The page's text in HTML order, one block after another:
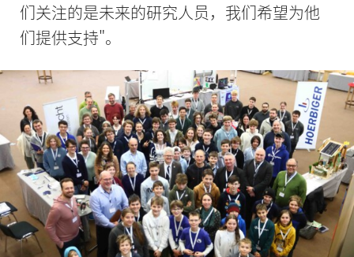
们关注的是未来的研究人员，我们希望为他
们提供支持"。